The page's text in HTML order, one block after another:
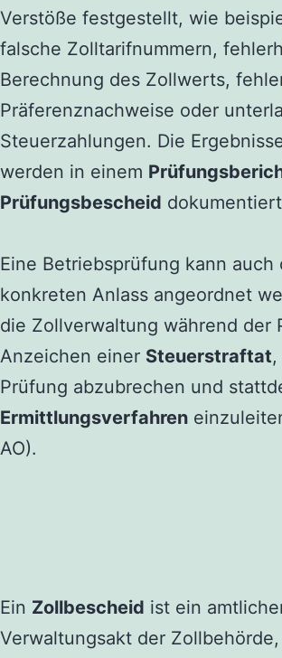
Verstöße festgestellt, wie
falsche Zolltarifnummern,
Berechnung des Zollwerts,
Präferenznachweise oder
Steuerzahlungen. Die
werden in einem
Prüfungsbescheid
Eine Betriebsprüfung kann auch
konkreten Anlass angeordnet
die Zollverwaltung während der
Anzeichen einer Steuerstraftat
Prüfung abzubrechen und
Ermittlungsverfahren
AO).
Ein Zollbescheid ist ein
Verwaltungsakt der